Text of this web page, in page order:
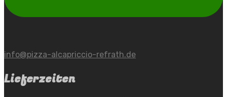
info@pizza-alcapriccio-refrath.de
Lieferzeiten